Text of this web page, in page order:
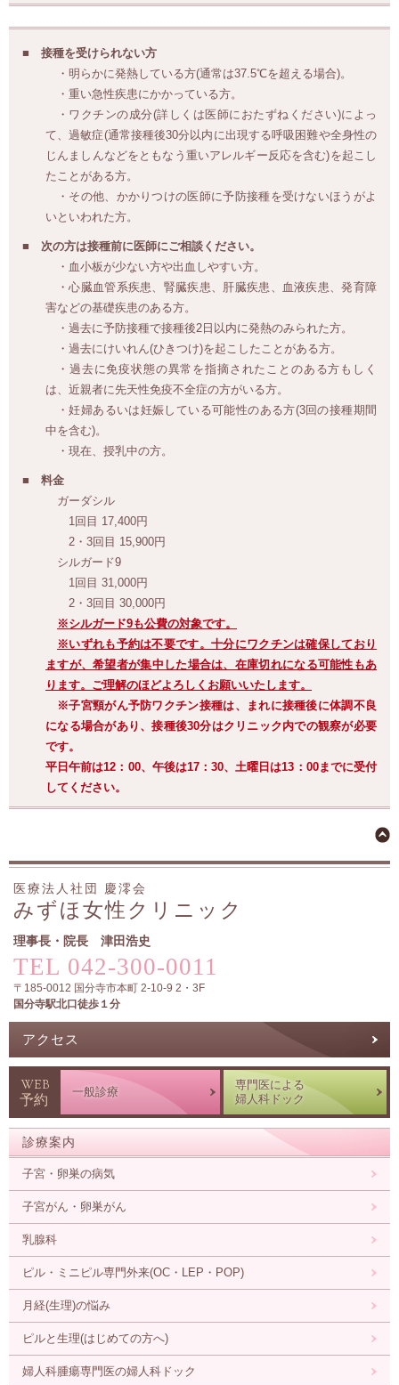
接種を受けられない方
・明らかに発熱している方(通常は37.5℃を超える場合)。
・重い急性疾患にかかっている方。
・ワクチンの成分(詳しくは医師におたずねください)によっ
て、過敏症(通常接種後30分以内に出現する呼吸困難や全身性の
じんましんなどをともなう重いアレルギー反応を含む)を起こし
たことがある方。
・その他、かかりつけの医師に予防接種を受けないほうがよ
いといわれた方。
次の方は接種前に医師にご相談ください。
・血小板が少ない方や出血しやすい方。
・心臓血管系疾患、腎臓疾患、肝臓疾患、血液疾患、発育障
害などの基礎疾患のある方。
・過去に予防接種で接種後2日以内に発熱のみられた方。
・過去にけいれん(ひきつけ)を起こしたことがある方。
・過去に免疫状態の異常を指摘されたことのある方もしく
は、近親者に先天性免疫不全症の方がいる方。
・妊婦あるいは妊娠している可能性のある方(3回の接種期間
中を含む)。
・現在、授乳中の方。
料金
ガーダシル
1回目 17,400円
2・3回目 15,900円
シルガード9
1回目 31,000円
2・3回目 30,000円
※シルガード9も公費の対象です。
※いずれも予約は不要です。十分にワクチンは確保しており
ますが、希望者が集中した場合は、在庫切れになる可能性もあ
ります。ご理解のほどよろしくお願いいたします。
※子宮頸がん予防ワクチン接種は、まれに接種後に体調不良
になる場合があり、接種後30分はクリニック内での観察が必要
です。
平日午前は12：00、午後は17：30、土曜日は13：00までに受付
してください。
医療法人社団 慶澪会
みずほ女性クリニック
理事長・院長 津田浩史
TEL 042-300-0011
〒 185-0012 国分寺市本町 2-10-9 2・3F
国分寺駅北口徒歩１分
アクセス
WEB
予約 一般診療
専門医による
婦人科ドック
診療案内
子宮・卵巣の病気
子宮がん・卵巣がん
乳腺科
ピル・ミニピル専門外来(OC・LEP・POP)
月経(生理)の悩み
ピルと生理(はじめての方へ)
婦人科腫瘍専門医の婦人科ドック